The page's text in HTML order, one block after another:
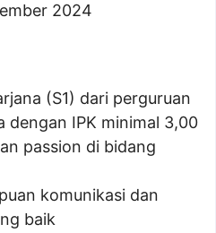
2024
(S1) dari perguruan
dengan IPK minimal 3,00
passion di bidang
komunikasi dan
baik